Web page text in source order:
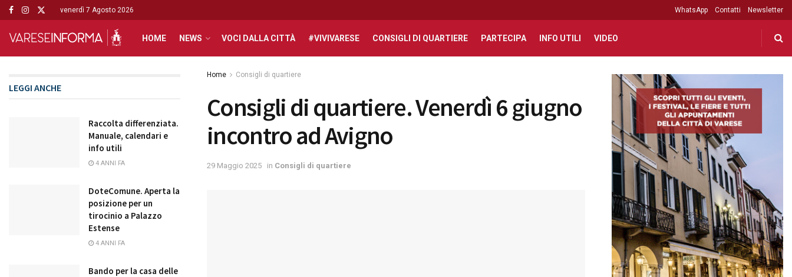
venerdì 7 Agosto 2026 WhatsApp Contatti Newsletter
HOME NEWS VOCI DALLA CITTÀ #VIVIVARESE CONSIGLI DI QUARTIERE PARTECIPA INFO UTILI VIDEO
Home Consigli di quartiere
Consigli di quartiere. Venerdì 6 giugno
incontro ad Avigno
29 Maggio 2025 in Consigli di quartiere
LEGGI ANCHE
Raccolta differenziata.
Manuale, calendari e
info utili
4 ANNI FA
DoteComune. Aperta la
posizione per un
tirocinio a Palazzo
Estense
4 ANNI FA
Bando per la casa delle